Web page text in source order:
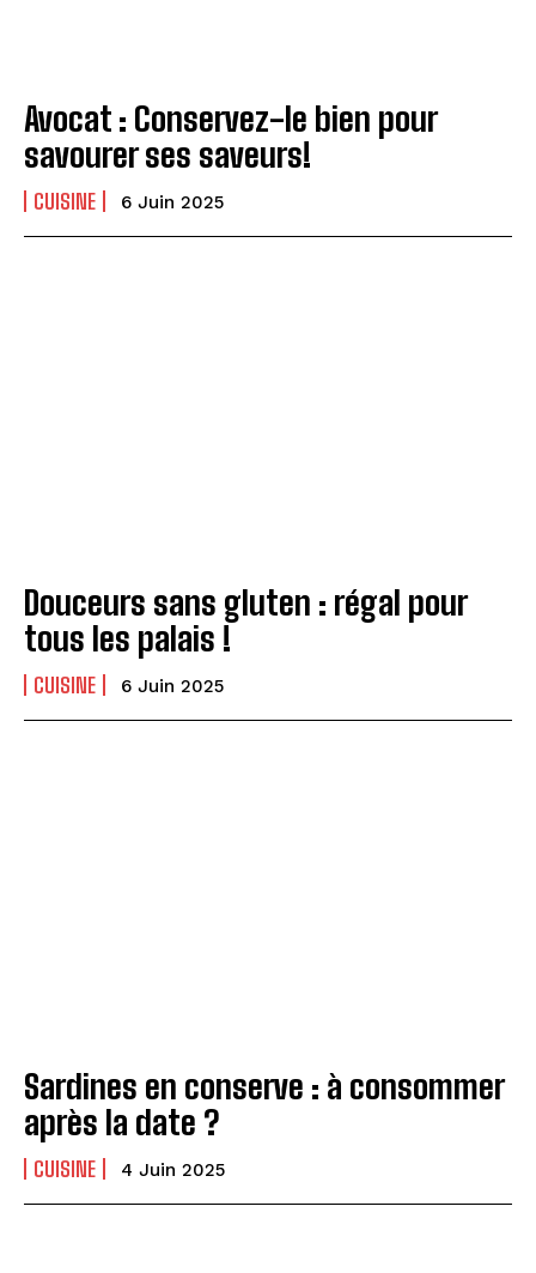
Avocat : Conservez-le bien pour
savourer ses saveurs!
CUISINE 6 Juin 2025
Douceurs sans gluten : régal pour
tous les palais !
CUISINE 6 Juin 2025
Sardines en conserve : à consommer
après la date ?
CUISINE 4 Juin 2025